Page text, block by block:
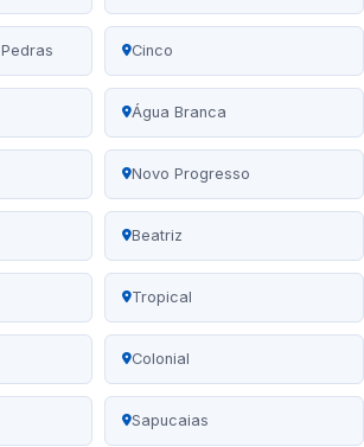
Cinco
Água Branca
Novo Progresso
Beatriz
Tropical
Colonial
Sapucaias